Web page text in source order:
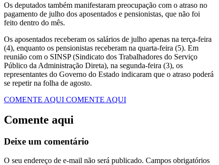
Os deputados também manifestaram preocupação com o atraso no
pagamento de julho dos aposentados e pensionistas, que não foi
feito dentro do mês.
Os aposentados receberam os salários de julho apenas na terça-feira
(4), enquanto os pensionistas receberam na quarta-feira (5). Em
reunião com o SINSP (Sindicato dos Trabalhadores do Serviço
Público da Administração Direta), na segunda-feira (3), os
representantes do Governo do Estado indicaram que o atraso poderá
se repetir na folha de agosto.
COMENTE AQUI COMENTE AQUI
Comente aqui
Deixe um comentário
O seu endereço de e-mail não será publicado. Campos obrigatórios